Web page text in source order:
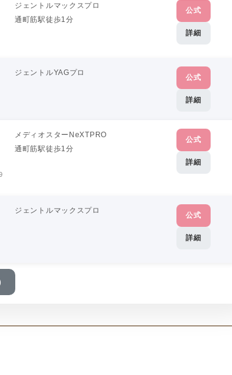
ジェントルマックスプロ
通町筋駅徒歩1分
公式
詳細
ジェントルYAGプロ
公式
詳細
メディオスターNeXTPRO
通町筋駅徒歩1分
公式
詳細
ジェントルマックスプロ
公式
詳細